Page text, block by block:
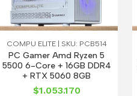
COMPU ELITE | SKU: PCB514
PC Gamer Amd Ryzen 5
5500 6-Core + 16GB DDR4
+ RTX 5060 8GB
$1.053.170